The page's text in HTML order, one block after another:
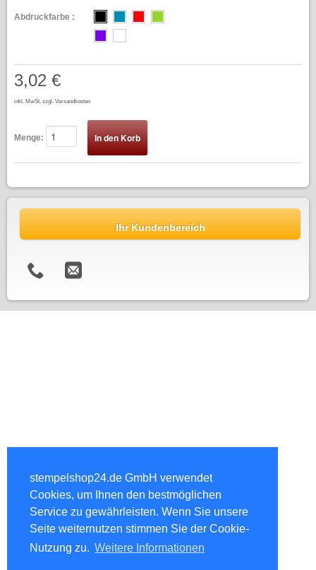
stempelshop24.de GmbH verwendet
Cookies, um Ihnen den bestmöglichen
Service zu gewährleisten. Wenn Sie unsere
Seite weiternutzen stimmen Sie der Cookie-
Nutzung zu. Weitere Informationen
Abdruckfarbe :
3,02 €
inkl. MwSt. zzgl. Versandkosten
Menge:
Ihr Kundenbereich